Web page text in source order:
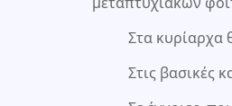
Στα κυρίαρχα
Στις βασικές